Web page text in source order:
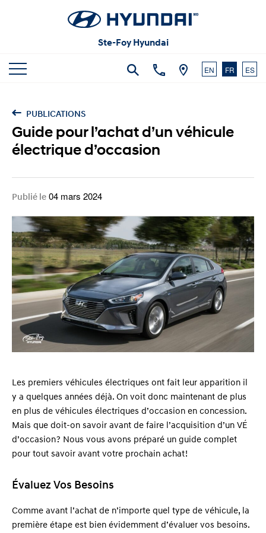
Ste-Foy Hyundai
EN FR ES
PUBLICATIONS
Guide pour l’achat d’un véhicule
électrique d’occasion
Publié le 04 mars 2024
Les premiers véhicules électriques ont fait leur apparition il
y a quelques années déjà. On voit donc maintenant de plus
en plus de véhicules électriques d’occasion en concession.
Mais que doit-on savoir avant de faire l’acquisition d’un VÉ
d’occasion ? Nous vous avons préparé un guide complet
pour tout savoir avant votre prochain achat !
Évaluez Vos Besoins
Comme avant l’achat de n’importe quel type de véhicule, la
première étape est bien évidemment d’évaluer vos besoins.